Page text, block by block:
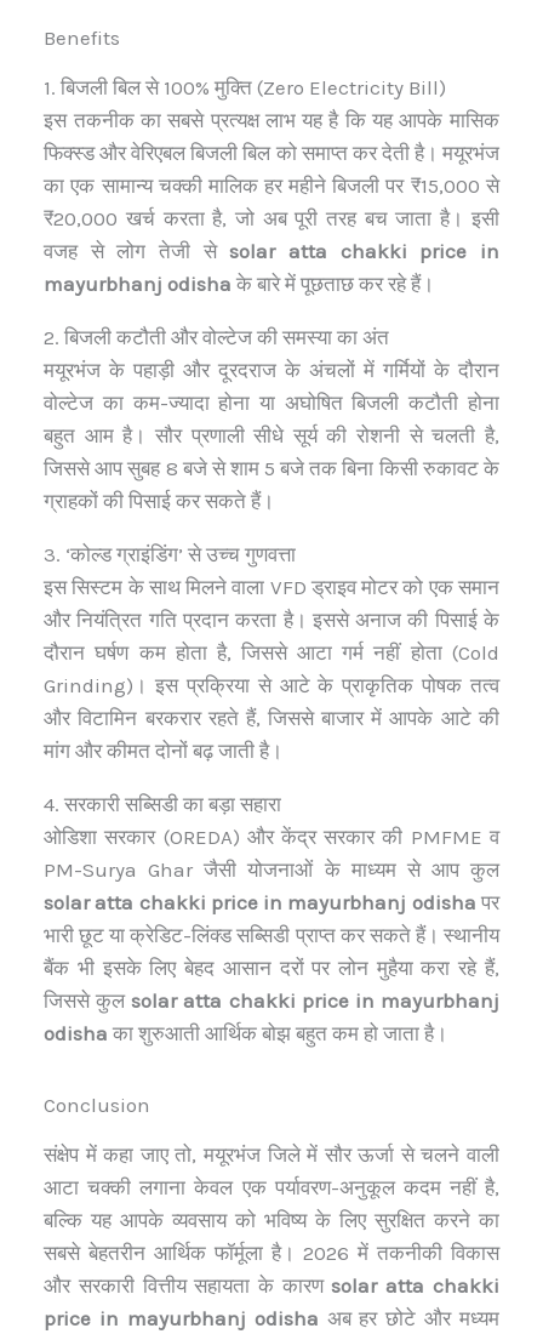
Benefits
1. बिजली बिल से 100% मुक्ति (Zero Electricity Bill)
इस तकनीक का सबसे प्रत्यक्ष लाभ यह है कि यह आपके मासिक
फिक्स्ड और वेरिएबल बिजली बिल को समाप्त कर देती है। मयूरभंज
का एक सामान्य चक्की मालिक हर महीने बिजली पर ₹15,000 से
₹20,000 खर्च करता है, जो अब पूरी तरह बच जाता है। इसी
वजह से लोग तेजी सेsolar atta chakki price in
mayurbhanj odisha के बारे में पूछताछ कर रहे हैं।
2. बिजली कटौती और वोल्टेज की समस्या का अंत
मयूरभंज के पहाड़ी और दूरदराज के अंचलों में गर्मियों के दौरान
वोल्टेज का कम-ज्यादा होना या अघोषित बिजली कटौती होना
बहुत आम है। सौर प्रणाली सीधे सूर्य की रोशनी से चलती है,
जिससे आप सुबह 8 बजे से शाम 5 बजे तक बिना किसी रुकावट के
ग्राहकों की पिसाई कर सकते हैं।
3. ‘कोल्ड ग्राइंडिंग’ से उच्च गुणवत्ता
इस सिस्टम के साथ मिलने वाला VFD ड्राइव मोटर को एक समान
और नियंत्रित गति प्रदान करता है। इससे अनाज की पिसाई के
दौरान घर्षण कम होता है, जिससे आटा गर्म नहीं होता (Cold
Grinding)। इस प्रक्रिया से आटे के प्राकृतिक पोषक तत्व
और विटामिन बरकरार रहते हैं, जिससे बाजार में आपके आटे की
मांग और कीमत दोनों बढ़ जाती है।
4. सरकारी सब्सिडी का बड़ा सहारा
ओडिशा सरकार (OREDA) और केंद्र सरकार की PMFME व
PM-Surya Ghar जैसी योजनाओं के माध्यम से आप कुल
solar atta chakki price in mayurbhanj odisha पर
भारी छूट या क्रेडिट-लिंक्ड सब्सिडी प्राप्त कर सकते हैं। स्थानीय
बैंक भी इसके लिए बेहद आसान दरों पर लोन मुहैया करा रहे हैं,
जिससे कुलsolar atta chakki price in mayurbhanj
odisha का शुरुआती आर्थिक बोझ बहुत कम हो जाता है।
Conclusion
संक्षेप में कहा जाए तो, मयूरभंज जिले में सौर ऊर्जा से चलने वाली
आटा चक्की लगाना केवल एक पर्यावरण-अनुकूल कदम नहीं है,
बल्कि यह आपके व्यवसाय को भविष्य के लिए सुरक्षित करने का
सबसे बेहतरीन आर्थिक फॉर्मूला है। 2026 में तकनीकी विकास
और सरकारी वित्तीय सहायता के कारणsolar atta chakki
price in mayurbhanj odisha अब हर छोटे और मध्यम